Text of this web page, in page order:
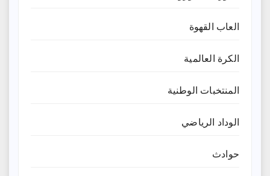
العاب القهوة
الكرة العالمية
المنتخبات الوطنية
الوداد الرياضي
حوادث